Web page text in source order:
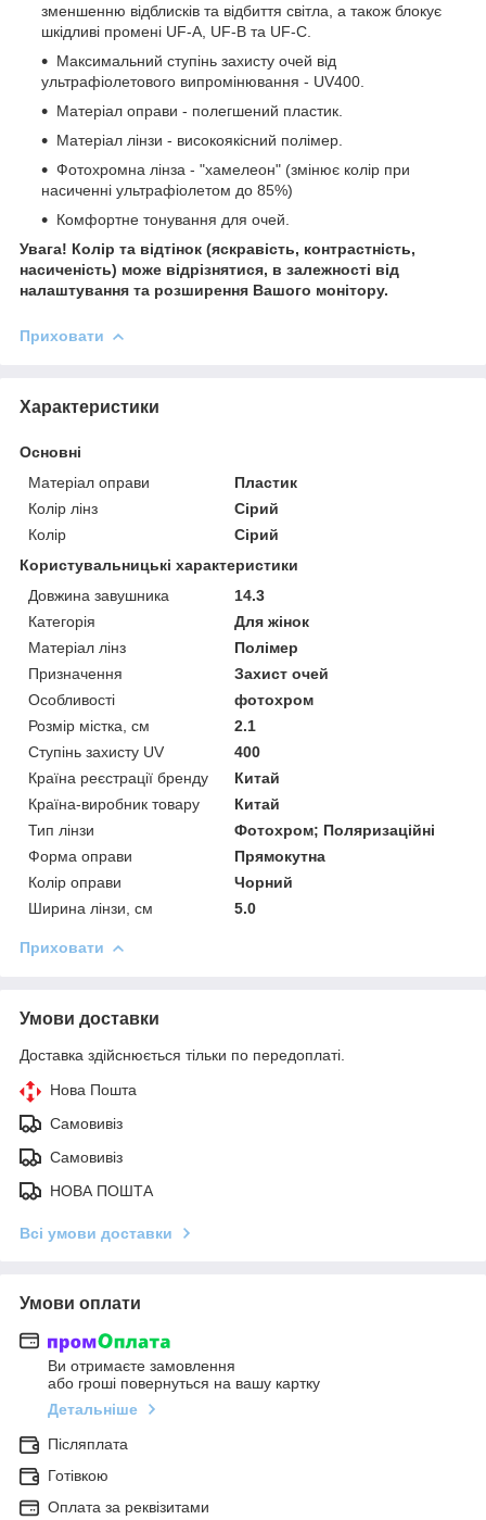
зменшенню відблисків та відбиття світла, а також блокує
шкідливі промені UF-A, UF-B та UF-C.
Максимальний ступінь захисту очей від
ультрафіолетового випромінювання - UV400.
Матеріал оправи - полегшений пластик.
Матеріал лінзи - високоякісний полімер.
Фотохромна лінза - "хамелеон" (змінює колір при
насиченні ультрафіолетом до 85%)
Комфортне тонування для очей.
Увага! Колір та відтінок (яскравість, контрастність,
насиченість) може відрізнятися, в залежності від
налаштування та розширення Вашого монітору.
Приховати
Характеристики
Основні
Матеріал оправи
Пластик
Колір лінз
Сірий
Колір
Сірий
Користувальницькі характеристики
Довжина завушника
14.3
Категорія
Для жінок
Матеріал лінз
Полімер
Призначення
Захист очей
Особливості
фотохром
Розмір містка, см
2.1
Ступінь захисту UV
400
Країна реєстрації бренду
Китай
Країна-виробник товару
Китай
Тип лінзи
Фотохром; Поляризаційні
Форма оправи
Прямокутна
Колір оправи
Чорний
Ширина лінзи, см
5.0
Приховати
Умови доставки
Доставка здійснюється тільки по передоплаті.
Нова Пошта
Самовивіз
Самовивіз
НОВА ПОШТА
Всі умови доставки
Умови оплати
Ви отримаєте замовлення
або гроші повернуться на вашу картку
Детальніше
Післяплата
Готівкою
Оплата за реквізитами